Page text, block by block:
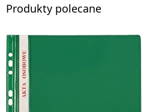
Produkty polecane